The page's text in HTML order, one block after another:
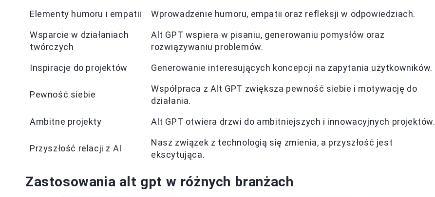
Elementy humoru i empatii Wprowadzenie humoru, empatii oraz refleksji w odpowiedziach.
Wsparcie w działaniach
twórczych
Alt GPT wspiera w pisaniu, generowaniu pomysłów oraz
rozwiązywaniu problemów.
Inspiracje do projektów Generowanie interesujących koncepcji na zapytania użytkowników.
Pewność siebie
Współpraca z Alt GPT zwiększa pewność siebie i motywację do
działania.
Ambitne projekty Alt GPT otwiera drzwi do ambitniejszych i innowacyjnych projektów.
Przyszłość relacji z AI
Nasz związek z technologią się zmienia, a przyszłość jest
ekscytująca.
Zastosowania alt gpt w różnych branżach